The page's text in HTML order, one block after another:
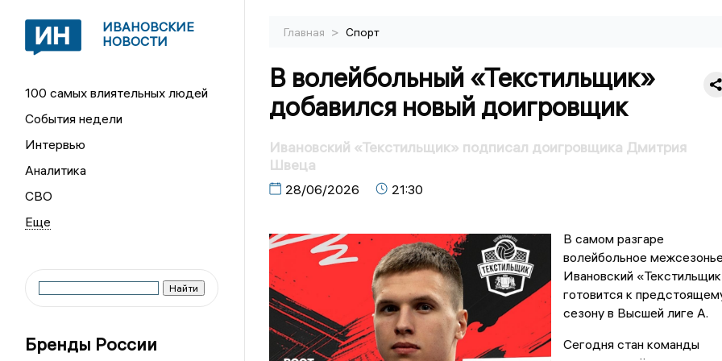
ИВАНОВСКИЕ
НОВОСТИ
100 самых влиятельных людей
События недели
Интервью
Аналитика
СВО
Бренды России
Главная > Спорт
В волейбольный «Текстильщик»
добавился новый доигровщик
Ивановский «Текстильщик» подписал доигровщика Дмитрия
Швеца
28/06/2026 21:30
В самом разгаре
волейбольное
Ивановский
готовится к
сезону в Высшей лиге А.
Сегодня стан команды